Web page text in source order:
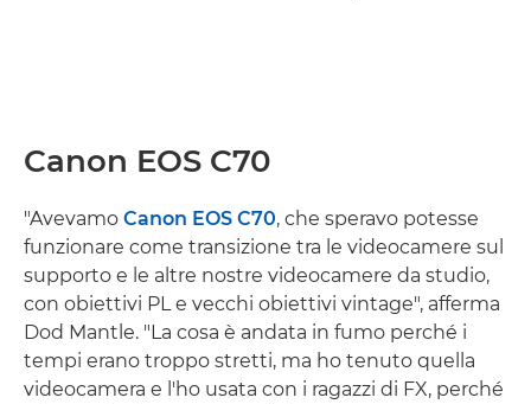
Canon EOS C70
"Avevamo Canon EOS C70, che speravo potesse
funzionare come transizione tra le videocamere sul
supporto e le altre nostre videocamere da studio,
con obiettivi PL e vecchi obiettivi vintage", afferma
Dod Mantle. "La cosa è andata in fumo perché i
tempi erano troppo stretti, ma ho tenuto quella
videocamera e l'ho usata con i ragazzi di FX, perché